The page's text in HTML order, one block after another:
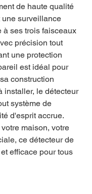
de haute qualité
une surveillance
à ses trois faisceaux
précision tout
une protection
est idéal pour
construction
installer, le détecteur
système de
d'esprit accrue.
maison, votre
ce détecteur de
efficace pour tous